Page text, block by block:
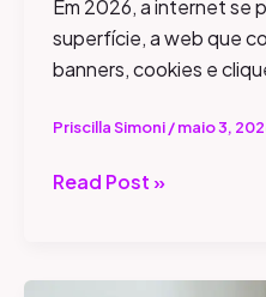
Em 2026, a internet se
superfície, a web que
banners, cookies e
Priscilla Simoni/maio 3,
Read Post »